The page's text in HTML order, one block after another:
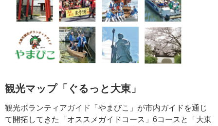
観光マップ「ぐるっと大東」
観光ボランティアガイド「やまびこ」が市内ガイドを通じ
て開拓してきた「オススメガイドコース」6コースと「大東